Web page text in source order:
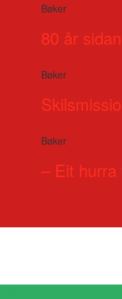
Bøker
80 år
Bøker
Bøker
– Eit